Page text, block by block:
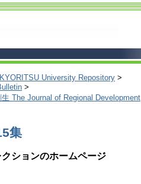
University Repository >
>
The Journal of Regional Development
集
クションのホームページ